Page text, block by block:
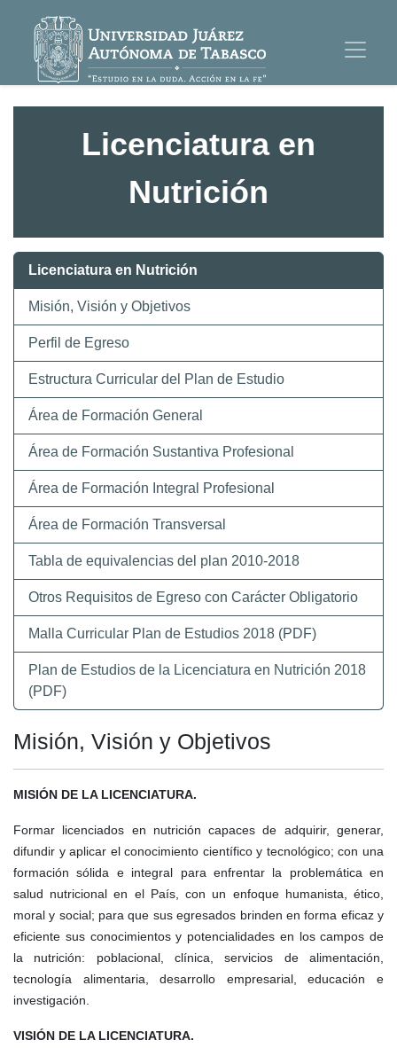
Licenciatura en
Nutrición
Licenciatura en Nutrición
Misión, Visión y Objetivos
Perfil de Egreso
Estructura Curricular del Plan de Estudio
Área de Formación General
Área de Formación Sustantiva Profesional
Área de Formación Integral Profesional
Área de Formación Transversal
Tabla de equivalencias del plan 2010-2018
Otros Requisitos de Egreso con Carácter Obligatorio
Malla Curricular Plan de Estudios 2018 (PDF)
Plan de Estudios de la Licenciatura en Nutrición 2018
(PDF)
Misión, Visión y Objetivos
MISIÓN DE LA LICENCIATURA.
Formar licenciados en nutrición capaces de adquirir, generar,
difundir y aplicar el conocimiento científico y tecnológico; con una
formación sólida e integral para enfrentar la problemática en
salud nutricional en el País, con un enfoque humanista, ético,
moral y social; para que sus egresados brinden en forma eficaz y
eficiente sus conocimientos y potencialidades en los campos de
la nutrición: poblacional, clínica, servicios de alimentación,
tecnología alimentaria, desarrollo empresarial, educación e
investigación.
VISIÓN DE LA LICENCIATURA.